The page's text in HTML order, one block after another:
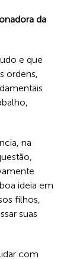
da
e que
ordens,
na
ideia em
filhos,
suas
com